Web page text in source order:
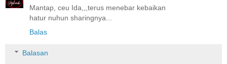
Mantap, ceu Ida,,,terus menebar kebaikan
hatur nuhun sharingnya...
Balas
Balasan